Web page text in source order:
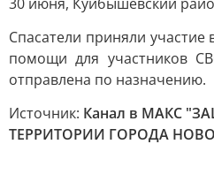
Спасатели приняли участие
помощи для участников
отправлена по назначению.
Источник: Канал в МАКС
ТЕРРИТОРИИ ГОРОДА